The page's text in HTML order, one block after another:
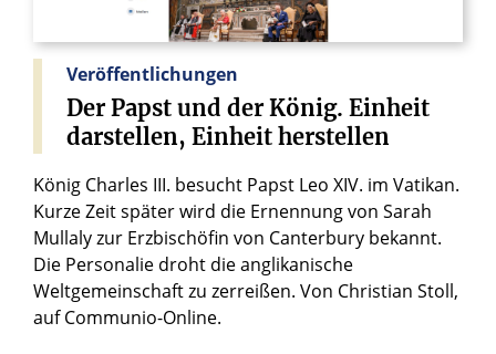
Veröffentlichungen
Der Papst und der König. Einheit
darstellen, Einheit herstellen
König Charles III. besucht Papst Leo XIV. im Vatikan.
Kurze Zeit später wird die Ernennung von Sarah
Mullaly zur Erzbischöfin von Canterbury bekannt.
Die Personalie droht die anglikanische
Weltgemeinschaft zu zerreißen. Von Christian Stoll,
auf Communio-Online.